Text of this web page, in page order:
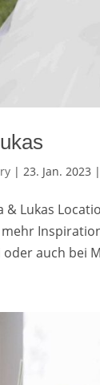
|23. Jan. 2023 |
& Lukas
auch bei